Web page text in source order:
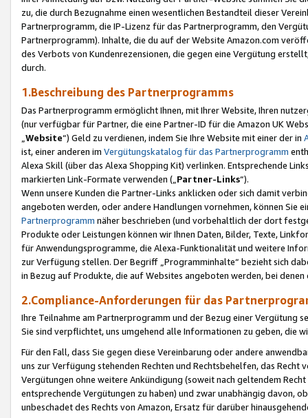
zu, die durch Bezugnahme einen wesentlichen Bestandteil dieser
Partnerprogramm, die IP-Lizenz für das Partnerprogramm, den
Partnerprogramm). Inhalte, die du auf der Website Amazon.com
des Verbots von Kundenrezensionen, die gegen eine Vergütung
durch.
1.Beschreibung des Partnerprogramms
Das Partnerprogramm ermöglicht Ihnen, mit Ihrer Website, Ihren
(nur verfügbar für Partner, die eine Partner-ID für die Amazon UK
Website“) Geld zu verdienen, indem Sie Ihre Website mit einer der in
ist, einer anderen im Vergütungskatalog für das Partnerprogramm
Alexa Skill (über das Alexa Shopping Kit) verlinken. Entsprechende
markierten Link-Formate verwenden („ Partner-Links“).
Wenn unsere Kunden die Partner-Links anklicken oder sich damit
angeboten werden, oder andere Handlungen vornehmen, können Sie
Partnerprogramm näher beschrieben (und vorbehaltlich der dort
Produkte oder Leistungen können wir Ihnen Daten, Bilder, Texte,
für Anwendungsprogramme, die Alexa-Funktionalität und weitere
zur Verfügung stellen. Der Begriff „Programminhalte“ bezieht sich
in Bezug auf Produkte, die auf Websites angeboten werden, bei
2.Compliance-Anforderungen für das
Ihre Teilnahme am Partnerprogramm und der Bezug einer Vergütung
Sie sind verpflichtet, uns umgehend alle Informationen zu geben, die
Für den Fall, dass Sie gegen diese Vereinbarung oder andere
uns zur Verfügung stehenden Rechten und Rechtsbehelfen, das
Vergütungen ohne weitere Ankündigung (soweit nach geltendem
entsprechende Vergütungen zu haben) und zwar unabhängig davon,
unbeschadet des Rechts von Amazon, Ersatz für darüber